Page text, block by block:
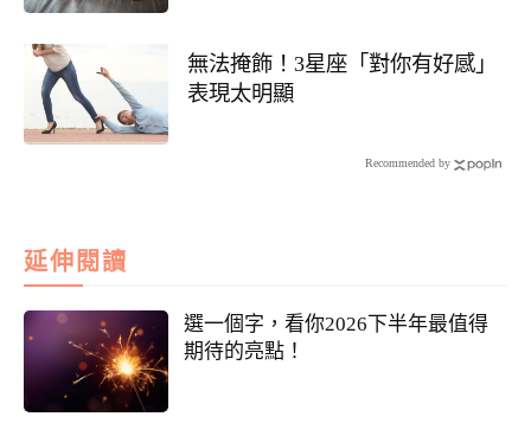
無法掩飾！3星座「對你有好感」
表現太明顯
Recommended by
延伸閱讀
選一個字，看你2026下半年最值得
期待的亮點！